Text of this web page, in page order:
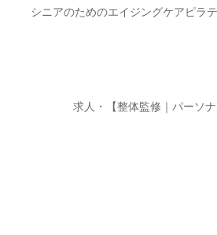
シニアのためのエイジングケアピラ
求人・【整体監修｜パーソ